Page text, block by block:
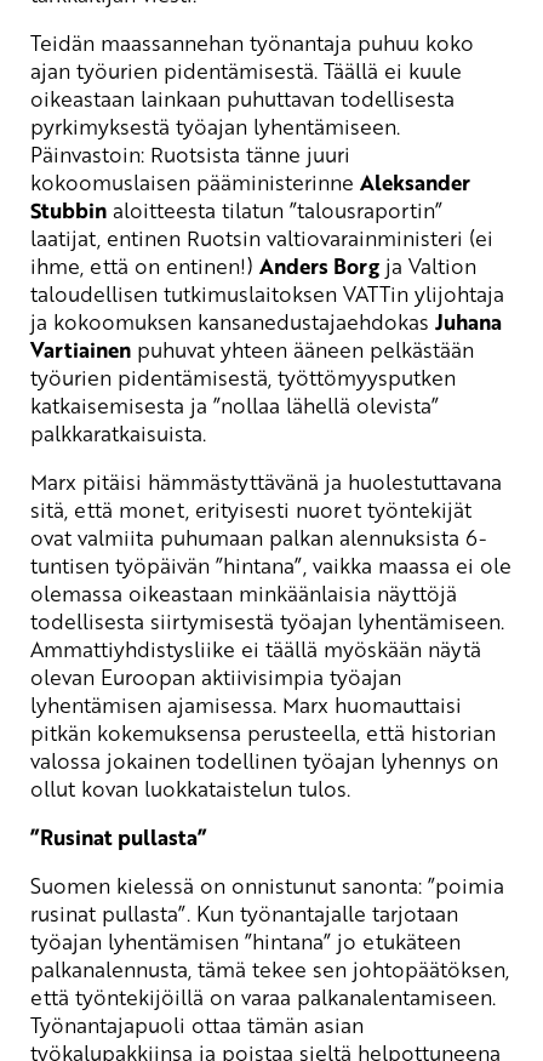
Teidän maassannehan työnantaja puhuu koko
ajan työurien pidentämisestä. Täällä ei kuule
oikeastaan lainkaan puhuttavan todellisesta
pyrkimyksestä työajan lyhentämiseen.
Päinvastoin: Ruotsista tänne juuri
kokoomuslaisen pääministerinne Aleksander
Stubbin aloitteesta tilatun ”talousraportin”
laatijat, entinen Ruotsin valtiovarainministeri (ei
ihme, että on entinen!) Anders Borg ja Valtion
taloudellisen tutkimuslaitoksen VATTin ylijohtaja
ja kokoomuksen kansanedustajaehdokas Juhana
Vartiainen puhuvat yhteen ääneen pelkästään
työurien pidentämisestä, työttömyysputken
katkaisemisesta ja ”nollaa lähellä olevista”
palkkaratkaisuista.
Marx pitäisi hämmästyttävänä ja huolestuttavana
sitä, että monet, erityisesti nuoret työntekijät
ovat valmiita puhumaan palkan alennuksista 6-
tuntisen työpäivän ”hintana”, vaikka maassa ei ole
olemassa oikeastaan minkäänlaisia näyttöjä
todellisesta siirtymisestä työajan lyhentämiseen.
Ammattiyhdistysliike ei täällä myöskään näytä
olevan Euroopan aktiivisimpia työajan
lyhentämisen ajamisessa. Marx huomauttaisi
pitkän kokemuksensa perusteella, että historian
valossa jokainen todellinen työajan lyhennys on
ollut kovan luokkataistelun tulos.
”Rusinat pullasta”
Suomen kielessä on onnistunut sanonta: ”poimia
rusinat pullasta”. Kun työnantajalle tarjotaan
työajan lyhentämisen ”hintana” jo etukäteen
palkanalennusta, tämä tekee sen johtopäätöksen,
että työntekijöillä on varaa palkanalentamiseen.
Työnantajapuoli ottaa tämän asian
työkalupakkiinsa ja poistaa sieltä helpottuneena